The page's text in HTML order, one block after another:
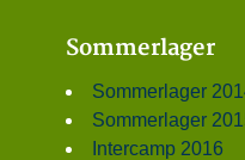
Sommerlager
Sommerlager
Sommerlager
Intercamp 2016